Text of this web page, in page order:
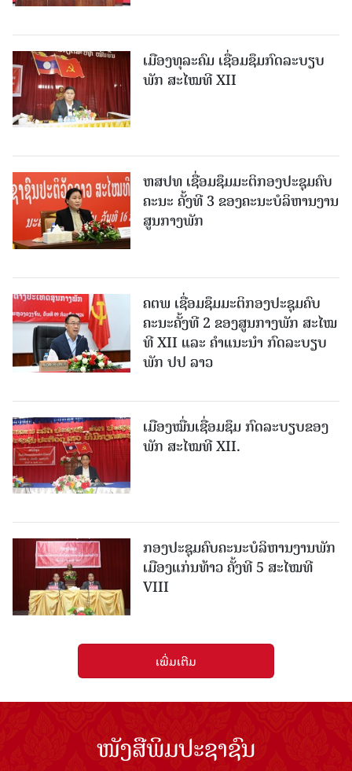
ເມືອງທຸລະຄົມ ເຊື່ອມຊຶມກົດລະບຽບ
ພັກ ສະໄໝທີ XII
ຫສປທ ເຊື່ອມຊຶມມະຕິກອງປະຊຸມຄົບ
ຄະນະ ຄັ້ງທີ 3 ຂອງຄະນະບໍລິຫານງານ
ສູນກາງພັກ
ຄຕພ ເຊື່ອມຊຶມມະຕິກອງປະຊຸມຄົບ
ຄະນະຄັ້ງທີ 2 ຂອງສູນກາງພັກ ສະໄໝ
ທີ XII ແລະ ຄໍາແນະນໍາ ກົດລະບຽບ
ພັກ ປປ ລາວ
ເມືອງ​ໝື່ນເຊື່ອມຊຶມ ກົດລະບຽບຂອງ
ພັກ ສະໄໝທີ XII.
ກອງປະຊຸມຄົບຄະນະບໍລິຫານງານພັກ
ເມືອງແກ່ນ​ທ້າວ ຄັ້ງທີ 5 ສະໄໝທີ
VIII
ເພີ່ມເຕີມ
ໜັງສືພິມປະຊາຊົນ